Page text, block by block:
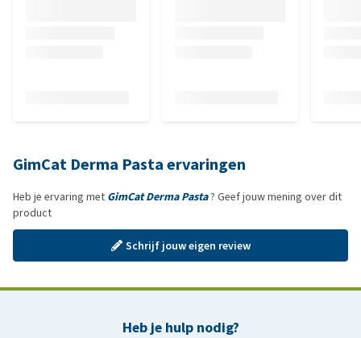
GimCat Derma Pasta ervaringen
Heb je ervaring met GimCat Derma Pasta? Geef jouw mening over dit
product
Schrijf jouw eigen review
Heb je hulp nodig?